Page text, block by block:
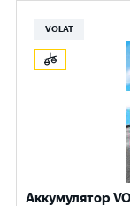
VOLAT
Аккумулятор